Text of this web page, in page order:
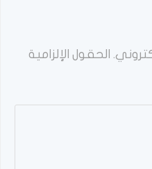
الحقول الإلزامية